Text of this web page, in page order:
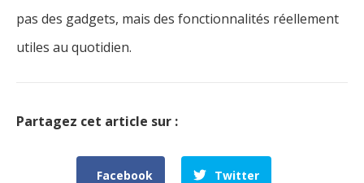
pas des gadgets, mais des fonctionnalités réellement
utiles au quotidien.
Partagez cet article sur :
Facebook Twitter